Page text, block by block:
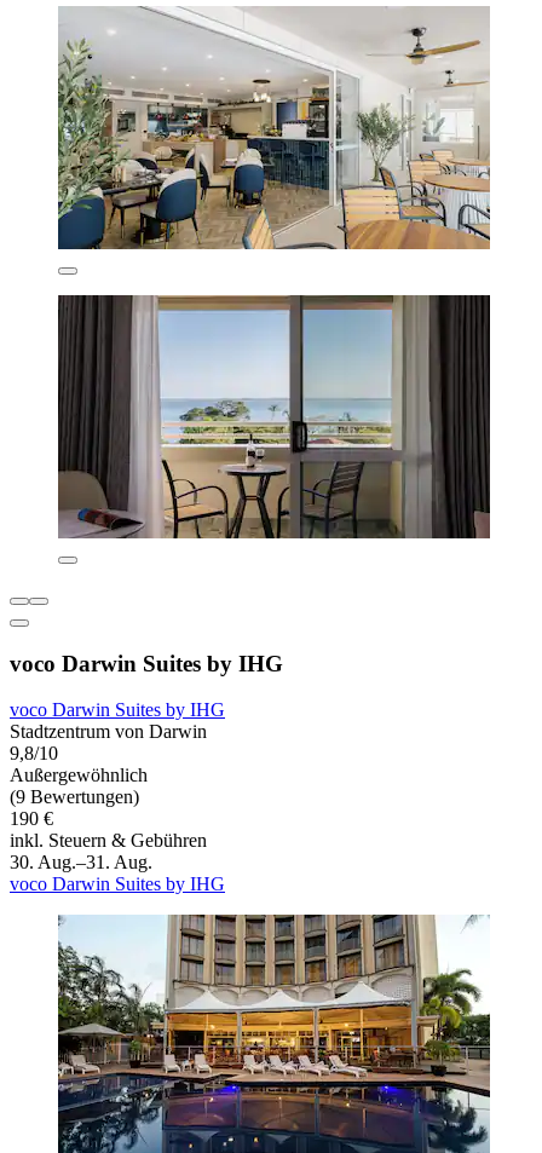
voco Darwin Suites by IHG
voco Darwin Suites by IHG
Stadtzentrum von Darwin
9,8/10
Außergewöhnlich
(9 Bewertungen)
190 €
inkl. Steuern & Gebühren
30. Aug.–31. Aug.
voco Darwin Suites by IHG